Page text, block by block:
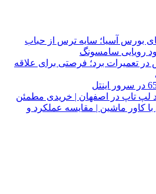
بورس آسیا؛ سایه ترس از حباب
رویایی سامسونگ
تعمیرات برد؛ فرصتی برای علاقه
لپ تاپ در اصفهان | خریدی مطمئن
کاور ماشین | مقایسه عملکرد و